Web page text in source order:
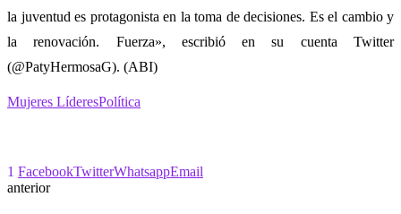
la juventud es protagonista en la toma de decisiones. Es el cambio y
la renovación. Fuerza», escribió en su cuenta Twitter
(@PatyHermosaG). (ABI)
Mujeres LíderesPolítica
1 FacebookTwitterWhatsappEmail
anterior